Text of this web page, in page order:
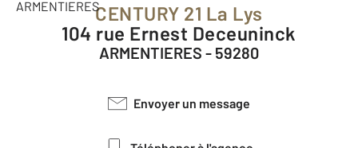
CENTURY 21 La Lys
104 rue Ernest Deceuninck
ARMENTIERES - 59280
Envoyer un message